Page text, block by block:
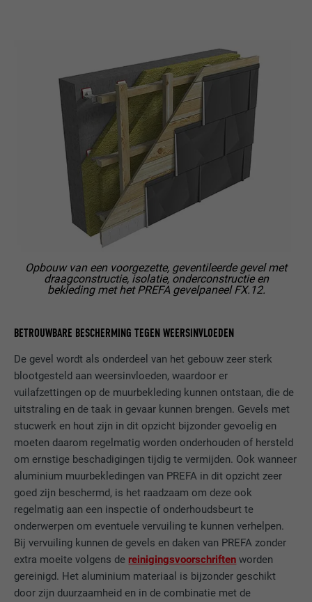
BETROUWBARE BESCHERMING TEGEN WEERSINVLOEDEN
De gevel wordt als onderdeel van het gebouw zeer sterk
blootgesteld aan weersinvloeden, waardoor er
vuilafzettingen op de muurbekleding kunnen ontstaan, die de
uitstraling en de taak in gevaar kunnen brengen. Gevels met
stucwerk en hout zijn in dit opzicht bijzonder gevoelig en
moeten daarom regelmatig worden onderhouden of hersteld
om ernstige beschadigingen tijdig te vermijden. Ook wanneer
aluminium muurbekledingen van PREFA in dit opzicht zeer
goed zijn beschermd, is het raadzaam om deze ook
regelmatig aan een inspectie of onderhoudsbeurt te
onderwerpen om eventuele vervuiling te kunnen verhelpen.
Bij vervuiling kunnen de gevels en daken van PREFA zonder
extra moeite volgens de reinigingsvoorschriften worden
gereinigd. Het aluminium materiaal is bijzonder geschikt
door zijn duurzaamheid en in de combinatie met de
Opbouw van een voorgezette, geventileerde gevel met
draagconstructie, isolatie, onderconstructie en
bekleding met het PREFA gevelpaneel FX.12.
AANBIEDER Google AdSense
VERVALTIJD 3 maanden
Wordt door Google AdSense gebruikt om
te experimenteren met reclame-efficiëntie
op websites die de diensten daarvan
gebruiken.
_pinterest_ct_ua
AANBIEDER Pinterest
DOEL
Deze cookie bevat een eenduidige UUID
om op meerdere website acties te
groeperen wanneer de gebruiker niet
eenduidig kan worden ingedeeld.
li_gc
AANBIEDER LinkedIn
VERVALTIJD 2 jaar
Dient voor het opslaan van de
toestemming van de gebruiker voor het
gebruik van cookies voor niet-essentiële
doeleinden.